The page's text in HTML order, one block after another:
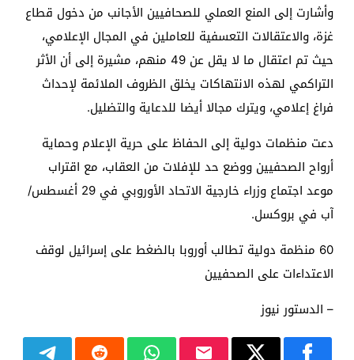
وأشارت إلى المنع العملي للصحافيين الأجانب من دخول قطاع
غزة، والاعتقالات التعسفية للعاملين في المجال الإعلامي،
حيث تم اعتقال ما لا يقل عن 49 منهم، مشيرة إلى أن الأثر
التراكمي لهذه الانتهاكات يخلق الظروف الملائمة لإحداث
فراغ إعلامي، ويترك مجالا أيضا للدعاية والتضليل.
دعت منظمات دولية إلى الحفاظ على حرية الإعلام وحماية
أرواح الصحفيين ووضع حد للإفلات من العقاب، مع اقتراب
موعد اجتماع وزراء خارجية الاتحاد الأوروبي في 29 أغسطس/
آب في بروكسل.
60 منظمة دولية تطالب أوروبا بالضغط على إسرائيل لوقف
الاعتداءات على الصحفيين
– الدستور نيوز